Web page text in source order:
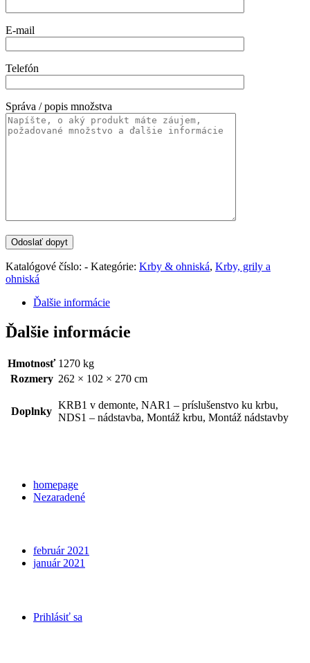
E-mail
Telefón
Správa / popis množstva
Katalógové číslo: - Kategórie: Krby & ohniská, Krby, grily a
ohniská
Ďalšie informácie
Ďalšie informácie
Hmotnosť 1270 kg
Rozmery 262 × 102 × 270 cm
Doplnky
KRB1 v demonte, NAR1 – príslušenstvo ku krbu,
NDS1 – nádstavba, Montáž krbu, Montáž nádstavby
homepage
Nezaradené
február 2021
január 2021
Prihlásiť sa